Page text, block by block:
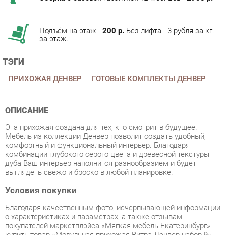
ТЭГИ
Мебель из коллекции Денвер позволит создать удобный,
комбинации глубокого серого цвета и древесной текстуры
дуба Ваш интерьер наполнится разнообразием и будет
выглядеть свежо и броско в любой планировке.
Условия покупки
Благодаря качественным фото, исчерпывающей информации
о характеристиках и параметрах, а также отзывам
покупателей маркетплэйса «Мягкая мебель Екатеринбург»
купить товар «Модульная прихожая Витра Денвер набор 9»
категории Готовые комплекты производства Витра с
доставкой из Екатеринбурга по цене со скидкой и гарантией
от производителя не составит труда.